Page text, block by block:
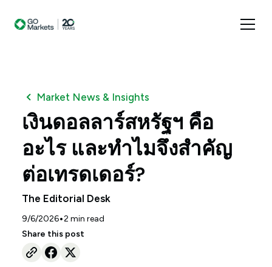
Market News & Insights
เงินดอลลาร์สหรัฐฯ คือ
อะไร และทำไมจึงสำคัญ
ต่อเทรดเดอร์?
The Editorial Desk
9/6/2026•2 min read
Share this post